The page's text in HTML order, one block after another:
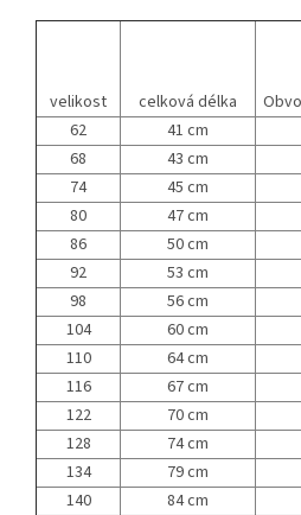
velikost celková délka
62
41 cm
68
43 cm
74
45 cm
80
47 cm
86
50 cm
92
53 cm
98
56 cm
104
60 cm
110
64 cm
116
67 cm
122
70 cm
128
74 cm
134
79 cm
140
84 cm